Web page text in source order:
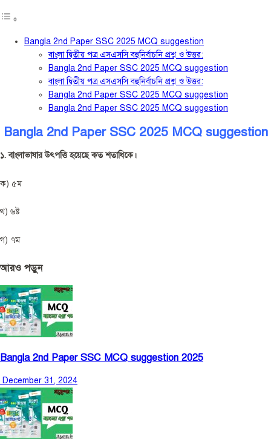
Bangla 2nd Paper SSC 2025 MCQ suggestion
বাংলা দ্বিতীয় পত্র এসএসসি বহুনির্বাচনি প্রশ্ন ও উত্তর:
Bangla 2nd Paper SSC 2025 MCQ suggestion
বাংলা দ্বিতীয় পত্র এসএসসি বহুনির্বাচনি প্রশ্ন ও উত্তর:
Bangla 2nd Paper SSC 2025 MCQ suggestion
Bangla 2nd Paper SSC 2025 MCQ suggestion
Bangla 2nd Paper SSC 2025 MCQ suggestion
১. বাংলাভাষার উৎপত্তি হয়েছে কত শতাধিকে।
ক) ৫ম
থ) ৬ষ্ট
গ) ৭ম
আরও পড়ুন
Bangla 2nd Paper SSC MCQ suggestion 2025
December 31, 2024